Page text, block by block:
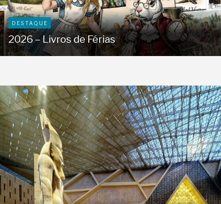
DESTAQUE
2026 – Livros de Férias